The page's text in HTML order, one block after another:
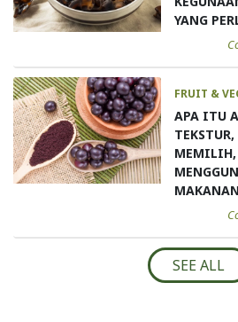
YANG
FRUIT &
APA ITU
MEMILIH,
MAKANAN
SEE ALL